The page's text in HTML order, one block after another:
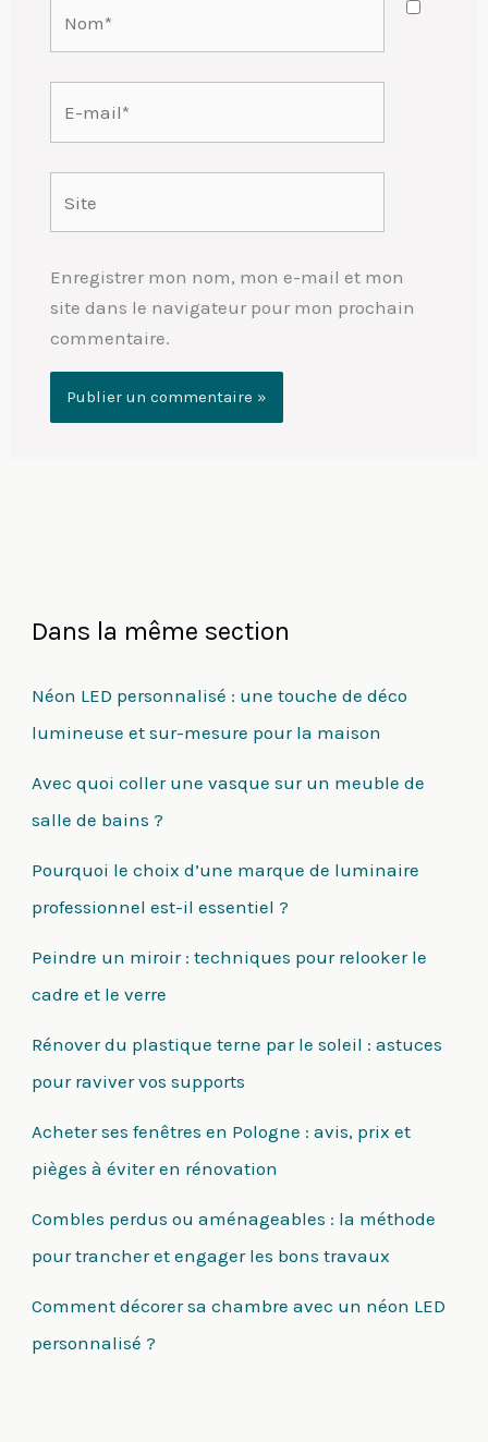
Enregistrer mon nom, mon e-mail et mon
site dans le navigateur pour mon prochain
commentaire.
Dans la même section
Néon LED personnalisé : une touche de déco
lumineuse et sur-mesure pour la maison
Avec quoi coller une vasque sur un meuble de
salle de bains ?
Pourquoi le choix d’une marque de luminaire
professionnel est-il essentiel ?
Peindre un miroir : techniques pour relooker le
cadre et le verre
Rénover du plastique terne par le soleil : astuces
pour raviver vos supports
Acheter ses fenêtres en Pologne : avis, prix et
pièges à éviter en rénovation
Combles perdus ou aménageables : la méthode
pour trancher et engager les bons travaux
Comment décorer sa chambre avec un néon LED
personnalisé ?